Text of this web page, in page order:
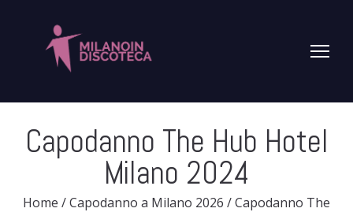
Capodanno The Hub Hotel
Milano 2024
Home /Capodanno a Milano 2026 /Capodanno The